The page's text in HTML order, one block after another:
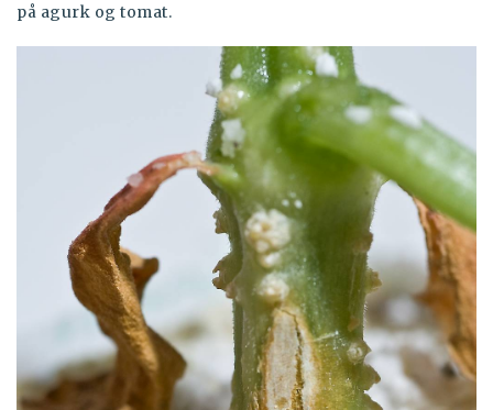
på agurk og tomat.